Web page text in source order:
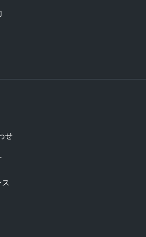
せ